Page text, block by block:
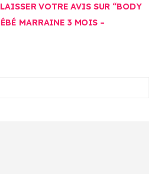
VOTRE AVIS SUR “BODY
MARRAINE 3 MOIS –